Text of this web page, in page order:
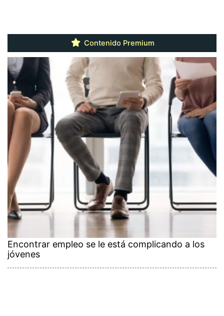
Contenido Premium
Encontrar empleo se le está complicando a los
jóvenes